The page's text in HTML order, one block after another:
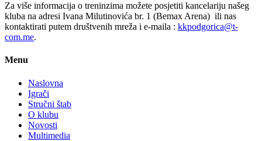
Za više informacija o treninzima možete posjetiti kancelariju našeg
kluba na adresi Ivana Milutinovića br. 1 (Bemax Arena) ili nas
kontaktirati putem društvenih mreža i e-maila : kkpodgorica@t-
com.me.
Menu
Naslovna
Igrači
Stručni štab
O klubu
Novosti
Multimedia